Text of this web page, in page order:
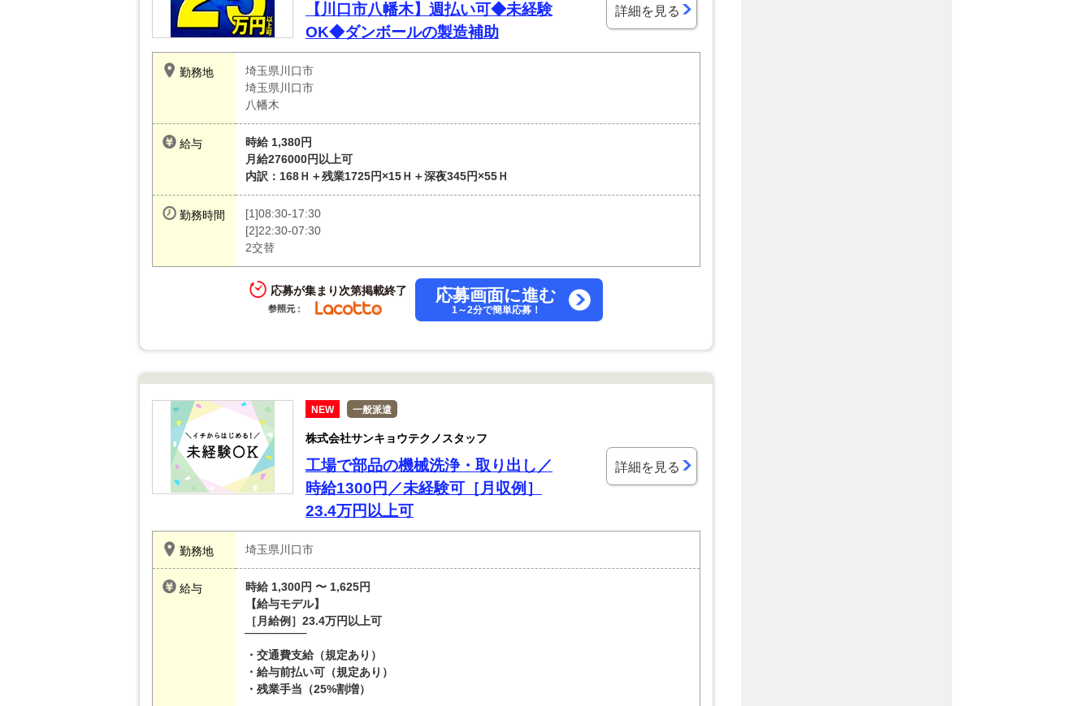
【川口市八幡木】週払い可◆未経験
OK◆ダンボールの製造補助
勤務地
埼玉県川口市
埼玉県川口市
八幡木
給与
時給 1,380円
月給276000円以上可
内訳：168Ｈ＋残業1725円×15Ｈ＋深夜345円×55Ｈ
勤務時間
[1]08:30-17:30
[2]22:30-07:30
2交替
応募が集まり次第掲載終了 応募画面に進む
1～2分で簡単応募！
詳細を見る
NEW 一般派遣
株式会社サンキョウテクノスタッフ
工場で部品の機械洗浄・取り出し／
時給1300円／未経験可［月収例］
23.4万円以上可
勤務地 埼玉県川口市
給与
時給 1,300円 〜 1,625円
【給与モデル】
［月給例］23.4万円以上可
‾‾‾‾‾‾‾‾‾‾‾‾‾‾‾
・交通費支給（規定あり）
・給与前払い可（規定あり）
・残業手当（25%割増）
詳細を見る